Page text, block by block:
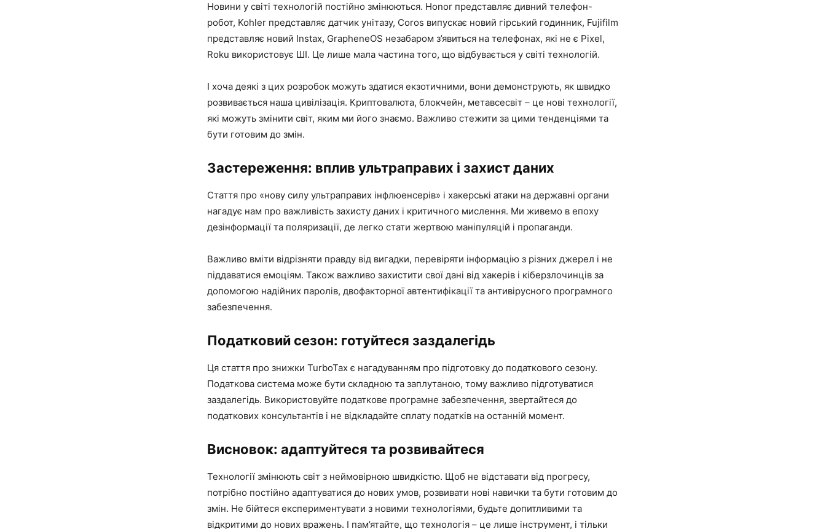
Новини у світі технологій постійно змінюються. Honor представляє дивний телефон-
робот, Kohler представляє датчик унітазу, Coros випускає новий гірський годинник, Fujifilm
представляє новий Instax, GrapheneOS незабаром з’явиться на телефонах, які не є Pixel,
Roku використовує ШІ. Це лише мала частина того, що відбувається у світі технологій.
І хоча деякі з цих розробок можуть здатися екзотичними, вони демонструють, як швидко
розвивається наша цивілізація. Криптовалюта, блокчейн, метавсесвіт – це нові технології,
які можуть змінити світ, яким ми його знаємо. Важливо стежити за цими тенденціями та
бути готовим до змін.
Застереження: вплив ультраправих і захист даних
Стаття про «нову силу ультраправих інфлюенсерів» і хакерські атаки на державні органи
нагадує нам про важливість захисту даних і критичного мислення. Ми живемо в епоху
дезінформації та поляризації, де легко стати жертвою маніпуляцій і пропаганди.
Важливо вміти відрізняти правду від вигадки, перевіряти інформацію з різних джерел і не
піддаватися емоціям. Також важливо захистити свої дані від хакерів і кіберзлочинців за
допомогою надійних паролів, двофакторної автентифікації та антивірусного програмного
забезпечення.
Податковий сезон: готуйтеся заздалегідь
Ця стаття про знижки TurboTax є нагадуванням про підготовку до податкового сезону.
Податкова система може бути складною та заплутаною, тому важливо підготуватися
заздалегідь. Використовуйте податкове програмне забезпечення, звертайтеся до
податкових консультантів і не відкладайте сплату податків на останній момент.
Висновок: адаптуйтеся та розвивайтеся
Технології змінюють світ з неймовірною швидкістю. Щоб не відставати від прогресу,
потрібно постійно адаптуватися до нових умов, розвивати нові навички та бути готовим до
змін. Не бійтеся експериментувати з новими технологіями, будьте допитливими та
відкритими до нових вражень. І пам’ятайте, що технологія – це лише інструмент, і тільки